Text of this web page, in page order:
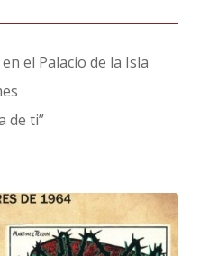
el Palacio de la Isla
de ti”